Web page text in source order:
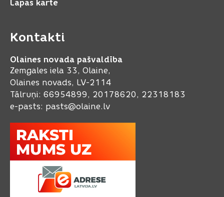
Lapas karte
Kontakti
Olaines novada pašvaldība
Zemgales iela 33, Olaine,
Olaines novads, LV-2114
Tālruņi: 66954899, 20178620, 22318183
e-pasts: pasts@olaine.lv